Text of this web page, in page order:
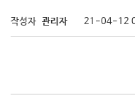
작성자 관리자 21-04-12